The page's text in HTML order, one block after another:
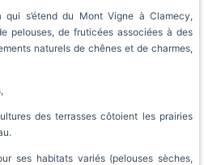
s’étend du Mont Vigne à Clamecy,
pelouses, de fruticées associées à des
naturels de chênes et de charmes,
des terrasses côtoient les prairies
ses habitats variés (pelouses sèches,